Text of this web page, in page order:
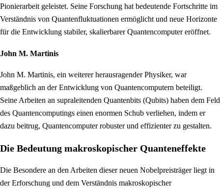
Pionierarbeit geleistet. Seine Forschung hat bedeutende Fortschritte im
Verständnis von Quantenfluktuationen ermöglicht und neue Horizonte
für die Entwicklung stabiler, skalierbarer Quantencomputer eröffnet.
John M. Martinis
John M. Martinis, ein weiterer herausragender Physiker, war
maßgeblich an der Entwicklung von Quantencomputern beteiligt.
Seine Arbeiten an supraleitenden Quantenbits (Qubits) haben dem Feld
des Quantencomputings einen enormen Schub verliehen, indem er
dazu beitrug, Quantencomputer robuster und effizienter zu gestalten.
Die Bedeutung makroskopischer Quanteneffekte
Die Besondere an den Arbeiten dieser neuen Nobelpreisträger liegt in
der Erforschung und dem Verständnis makroskopischer